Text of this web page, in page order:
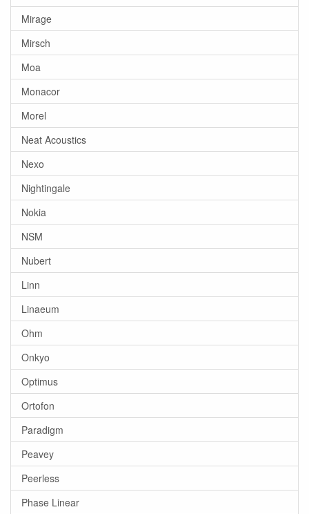
Mirage
Mirsch
Moa
Monacor
Morel
Neat Acoustics
Nexo
Nightingale
Nokia
NSM
Nubert
Linn
Linaeum
Ohm
Onkyo
Optimus
Ortofon
Paradigm
Peavey
Peerless
Phase Linear